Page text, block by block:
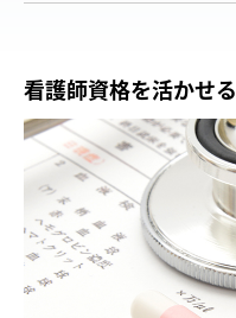
看護師資格を活かせる